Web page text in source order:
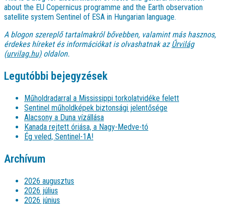
about the EU Copernicus programme and the Earth observation
satellite system Sentinel of ESA in Hungarian language.
A blogon szereplő tartalmakról bővebben, valamint más hasznos,
érdekes híreket és információkat is olvashatnak azŰrvilág
(urvilag.hu)oldalon.
Legutóbbi bejegyzések
Műholdradarral a Mississippi torkolatvidéke felett
Sentinel műholdképek biztonsági jelentősége
Alacsony a Duna vízállása
Kanada rejtett óriása, a Nagy-Medve-tó
Ég veled, Sentinel-1A!
Archívum
2026 augusztus
2026 július
2026 június